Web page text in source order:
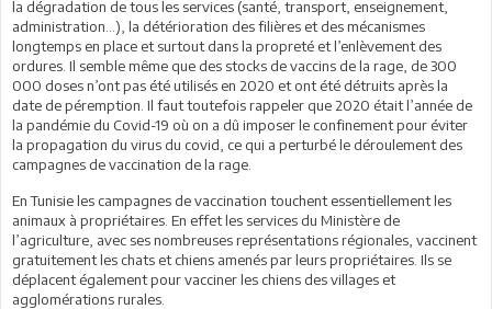
la dégradation de tous les services (santé, transport, enseignement,
administration…), la détérioration des filières et des mécanismes
longtemps en place et surtout dans la propreté et l’enlèvement des
ordures. Il semble même que des stocks de vaccins de la rage, de 300
000 doses n’ont pas été utilisés en 2020 et ont été détruits après la
date de péremption. Il faut toutefois rappeler que 2020 était l’année de
la pandémie du Covid-19 où on a dû imposer le confinement pour éviter
la propagation du virus du covid, ce qui a perturbé le déroulement des
campagnes de vaccination de la rage.
En Tunisie les campagnes de vaccination touchent essentiellement les
animaux à propriétaires. En effet les services du Ministère de
l’agriculture, avec ses nombreuses représentations régionales, vaccinent
gratuitement les chats et chiens amenés par leurs propriétaires. Ils se
déplacent également pour vacciner les chiens des villages et
agglomérations rurales.